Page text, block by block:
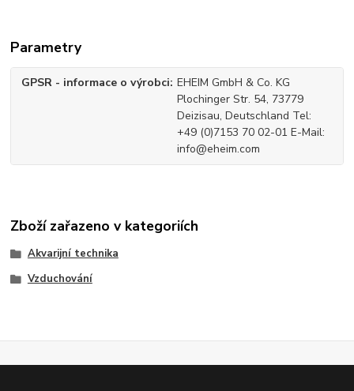
Parametry
GPSR - informace o výrobci EHEIM GmbH & Co. KG
Plochinger Str. 54, 73779
Deizisau, Deutschland Tel:
+49 (0)7153 70 02-01 E-Mail:
info@eheim.com
Zboží zařazeno v kategoriích
Akvarijní technika
Vzduchování